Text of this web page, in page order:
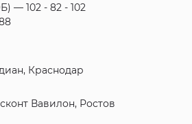
— 102 - 82 - 102
Краснодар
Вавилон, Ростов